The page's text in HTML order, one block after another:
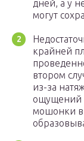
дней, а у
могут
крайней
втором
из-за
ощущений
мошонки